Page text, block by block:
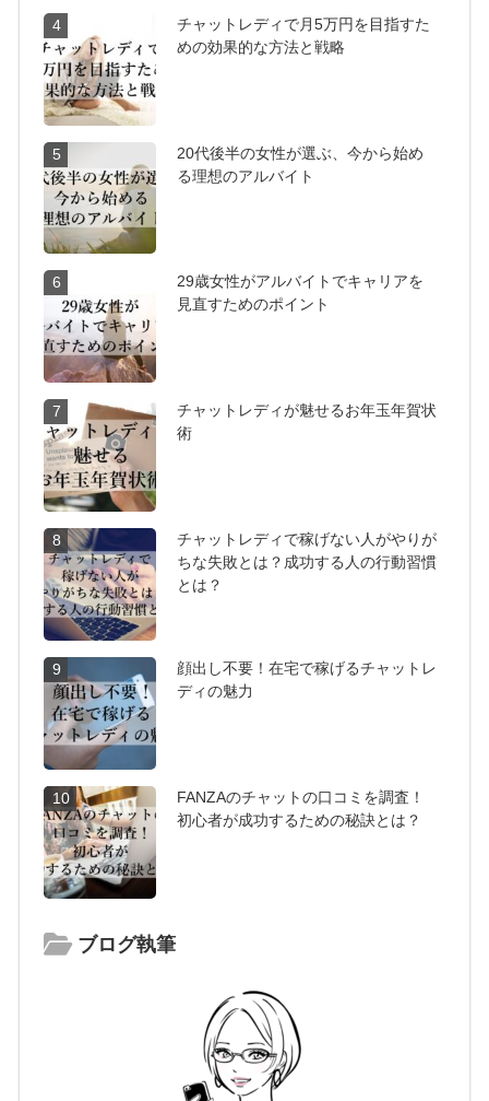
4
チャットレディで月5万円を目指すた
めの効果的な方法と戦略
5
20代後半の女性が選ぶ、今から始め
る理想のアルバイト
6
29歳女性がアルバイトでキャリアを
見直すためのポイント
7
チャットレディが魅せるお年玉年賀状
術
8
チャットレディで稼げない人がやりが
ちな失敗とは？成功する人の行動習慣
とは？
9
顔出し不要！在宅で稼げるチャットレ
ディの魅力
10
FANZAのチャットの口コミを調査！
初心者が成功するための秘訣とは？
ブログ執筆